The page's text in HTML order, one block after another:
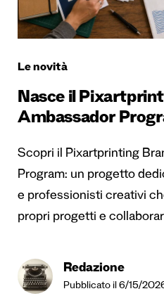
Le novità
Nasce il
Ambassador
Scopri il Pixartprinting
Program: un progetto
e professionisti creativi
propri progetti e
Redazione
Pubblicato il 6/15/